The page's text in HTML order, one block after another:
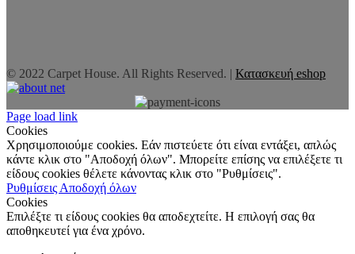
© 2022 Carpet House. All Rights Reserved. | Κατασκευή eshop
Page load link
Cookies
Χρησιμοποιούμε cookies. Εάν πιστεύετε ότι είναι εντάξει, απλώς
κάντε κλικ στο "Αποδοχή όλων". Μπορείτε επίσης να επιλέξετε τι
είδους cookies θέλετε κάνοντας κλικ στο "Ρυθμίσεις".
Ρυθμίσεις Αποδοχή όλων
Cookies
Επιλέξτε τι είδους cookies θα αποδεχτείτε. Η επιλογή σας θα
αποθηκευτεί για ένα χρόνο.